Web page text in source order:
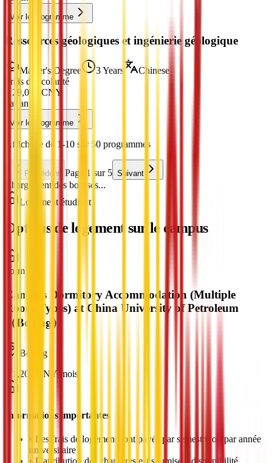
Voir le programme
Ressources géologiques et ingénierie géologique
Master's Degree 3 Years
Chinese
Frais de scolarité
29,000
CNY
par an
Voir le programme
Affichage de 1-10 sur 50 programmes
Précédent Page 1 sur 5 Suivant
Chargement des bourses...
Logement étudiant
Options de logement sur le campus
dorm
Campus Dormitory Accommodation (Multiple
Room Types) at China University of Petroleum
（Beijing）
Beijing
1,200 CNY mois
Informations importantes
• Les frais de logement sont payés par semestre ou par année
universitaire
• L'attribution des chambres est soumise à disponibilité